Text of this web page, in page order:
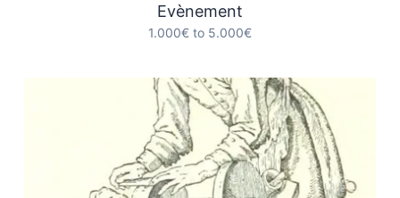
Evènement
1.000€ to 5.000€